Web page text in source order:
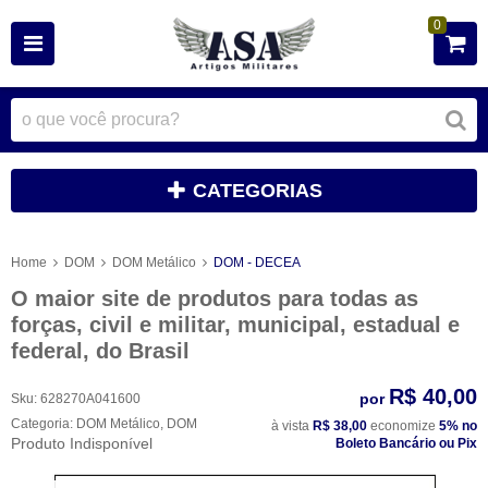
0
CATEGORIAS
Home DOM DOM Metálico DOM - DECEA
O maior site de produtos para todas as
forças, civil e militar, municipal, estadual e
federal, do Brasil
Sku: 628270A041600
Categoria: DOM Metálico DOM
Produto Indisponível
por R$ 40,00
à vista R$ 38,00 economize 5% no
Boleto Bancário ou Pix